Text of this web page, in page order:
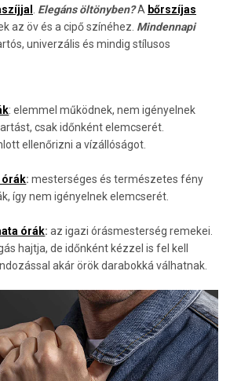
Elegáns öltönyben?A bőrszíjas
az öv és a cipő színéhez. Mindennapi
univerzális és mindig stílusos
: elemmel működnek, nem igényelnek
csak időnként elemcserét.
ellenőrizni a vízállóságot.
órák: mesterséges és természetes fény
így nem igényelnek elemcserét.
órák: az igazi órásmesterség remekei.
hajtja, de időnként kézzel is fel kell
akár örök darabokká válhatnak.